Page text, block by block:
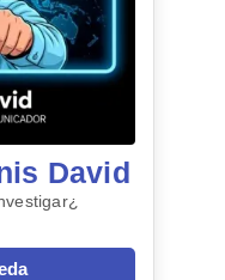
David
¿En qué te ayudo a investigar?